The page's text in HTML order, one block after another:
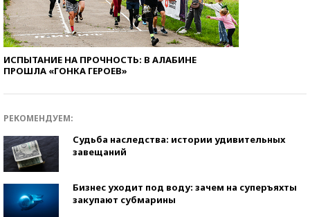
ИСПЫТАНИЕ НА ПРОЧНОСТЬ: В АЛАБИНЕ
ПРОШЛА «ГОНКА ГЕРОЕВ»
РЕКОМЕНДУЕМ:
Судьба наследства: истории удивительных
завещаний
Бизнес уходит под воду: зачем на суперъяхты
закупают субмарины